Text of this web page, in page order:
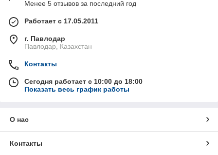
Менее 5 отзывов за последний год
Работает с 17.05.2011
г. Павлодар
Павлодар, Казахстан
Контакты
Сегодня работает с 10:00 до 18:00
Показать весь график работы
О нас
Контакты